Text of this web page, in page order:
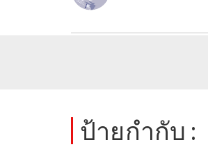
ป้ายกำกับ :